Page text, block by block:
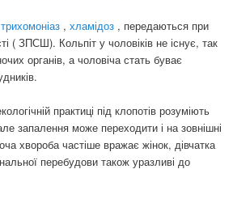
трихомоніаз ,хламідоз , передаються при
( ЗПСШ). Кольпіт у чоловіків не існує, так
органів, а чоловіча стать буває
практиці під клопотів розуміють
запалення може переходити і на зовнішні
хвороба частіше вражає жінок, дівчатка
перебудови також уразливі до